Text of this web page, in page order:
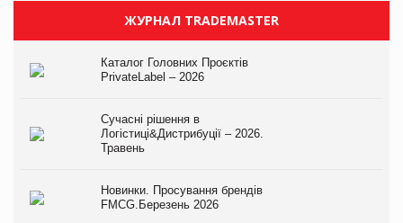
ЖУРНАЛ TRADEMASTER
Каталог Головних Проєктів
PrivateLabel – 2026
Сучасні рішення в
Логістиці&Дистрибуції – 2026.
Травень
Новинки. Просування брендів
FMCG.Березень 2026